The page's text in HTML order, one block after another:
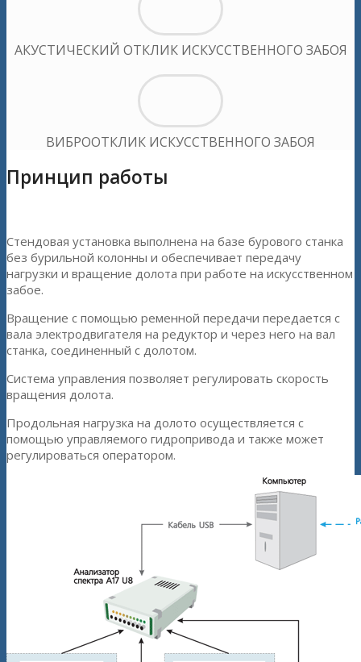
АКУСТИЧЕСКИЙ ОТКЛИК ИСКУССТВЕННОГО ЗАБОЯ
ВИБРООТКЛИК ИСКУССТВЕННОГО ЗАБОЯ
Принцип работы
Стендовая установка выполнена на базе бурового станка
без бурильной колонны и обеспечивает передачу
нагрузки и вращение долота при работе на искусственном
забое.
Вращение с помощью ременной передачи передается с
вала электродвигателя на редуктор и через него на вал
станка, соединенный с долотом.
Система управления позволяет регулировать скорость
вращения долота.
Продольная нагрузка на долото осуществляется с
помощью управляемого гидропривода и также может
регулироваться оператором.